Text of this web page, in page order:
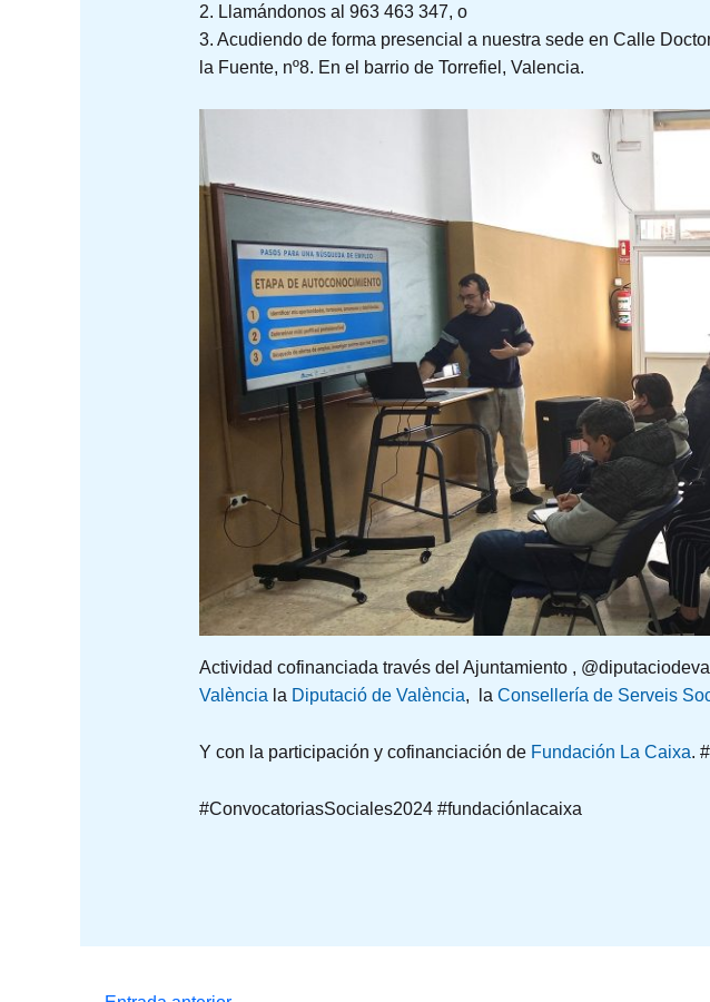
2. Llamándonos al 963 463 347, o
3. Acudiendo de forma presencial a nuestra sede en Calle
la Fuente, nº8. En el barrio de Torrefiel, Valencia.
Actividad cofinanciada través del Ajuntamiento ,
Valènciala Diputació de València, la Consellería de Serveis
Y con la participación y cofinanciación de Fundación La Caixa.
#ConvocatoriasSociales2024 #fundaciónlacaixa